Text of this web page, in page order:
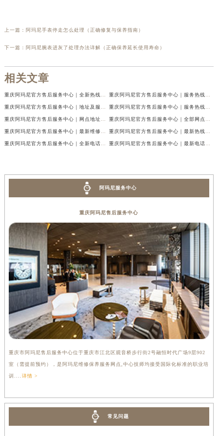
上一篇： 阿玛尼手表停走怎么处理（正确修复与保养指南）
下一篇： 阿玛尼腕表进灰了处理办法详解（正确保养延长使用寿命）
相关文章
重庆阿玛尼官方售后服务中心｜全新热线及维修地址权威信息公示（2026年7月最新） 重庆阿玛尼官方售后服务中心｜服务热线及门店地址权威信息公示（2026年7月最新）
重庆阿玛尼官方售后服务中心｜地址及服务电话权威信息公示（2026年7月最新） 重庆阿玛尼官方售后服务中心｜服务热线与门店详细地址权威信息公示（2026年7月最新）
重庆阿玛尼官方售后服务中心｜网点地址与热线权威信息公示（2026年7月最新） 重庆阿玛尼官方售后服务中心｜全部网点地址电话权威信息公示（2026年7月最新）
重庆阿玛尼官方售后服务中心｜最新维修地址及官方电话权威信息公示（2026年7月最新） 重庆阿玛尼官方售后服务中心｜最新热线电话与地址权威信息公示（2026年7月最新）
重庆阿玛尼官方售后服务中心｜全新电话和网点地址权威信息公示（2026年7月最新） 重庆阿玛尼官方售后服务中心｜最新电话和维修地址权威信息公示（2026年7月最新）
阿玛尼服务中心
重庆阿玛尼售后服务中心
重庆市阿玛尼售后服务中心位于重庆市江北区观音桥步行街2号融恒时代广场9层902
室（需提前预约），是阿玛尼维修保养服务网点,中心技师均接受国际化标准的职业培
训....详情 >
常见问题